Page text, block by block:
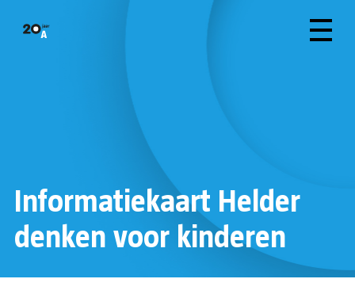
Informatiekaart Helder
denken voor kinderen